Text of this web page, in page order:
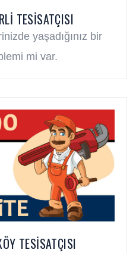
TESISATÇISI
yaşadığınız bir
mi var.
TESISATÇISI